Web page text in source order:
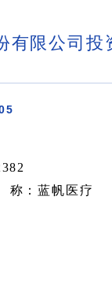
有限公司投
称：蓝帆医疗